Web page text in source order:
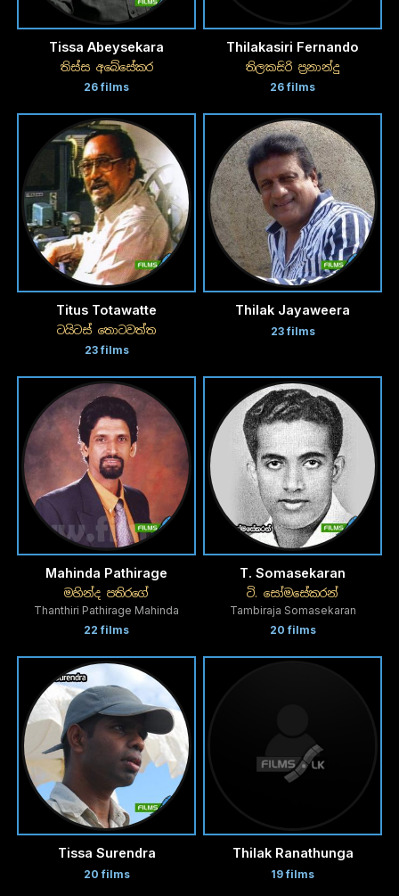
Tissa Abeysekara
තිස්ස අබේසේකර
26 films
Thilakasiri Fernando
තිලකසිරි ප්‍රනාන්දු
26 films
Titus Totawatte
ටයිටස් තොටවත්ත
23 films
Thilak Jayaweera
23 films
Mahinda Pathirage
මහින්ද පතිරගේ
Thanthiri Pathirage Mahinda
22 films
T. Somasekaran
ටි. සෝමසේකරන්
Tambiraja Somasekaran
20 films
Tissa Surendra
20 films
Thilak Ranathunga
19 films